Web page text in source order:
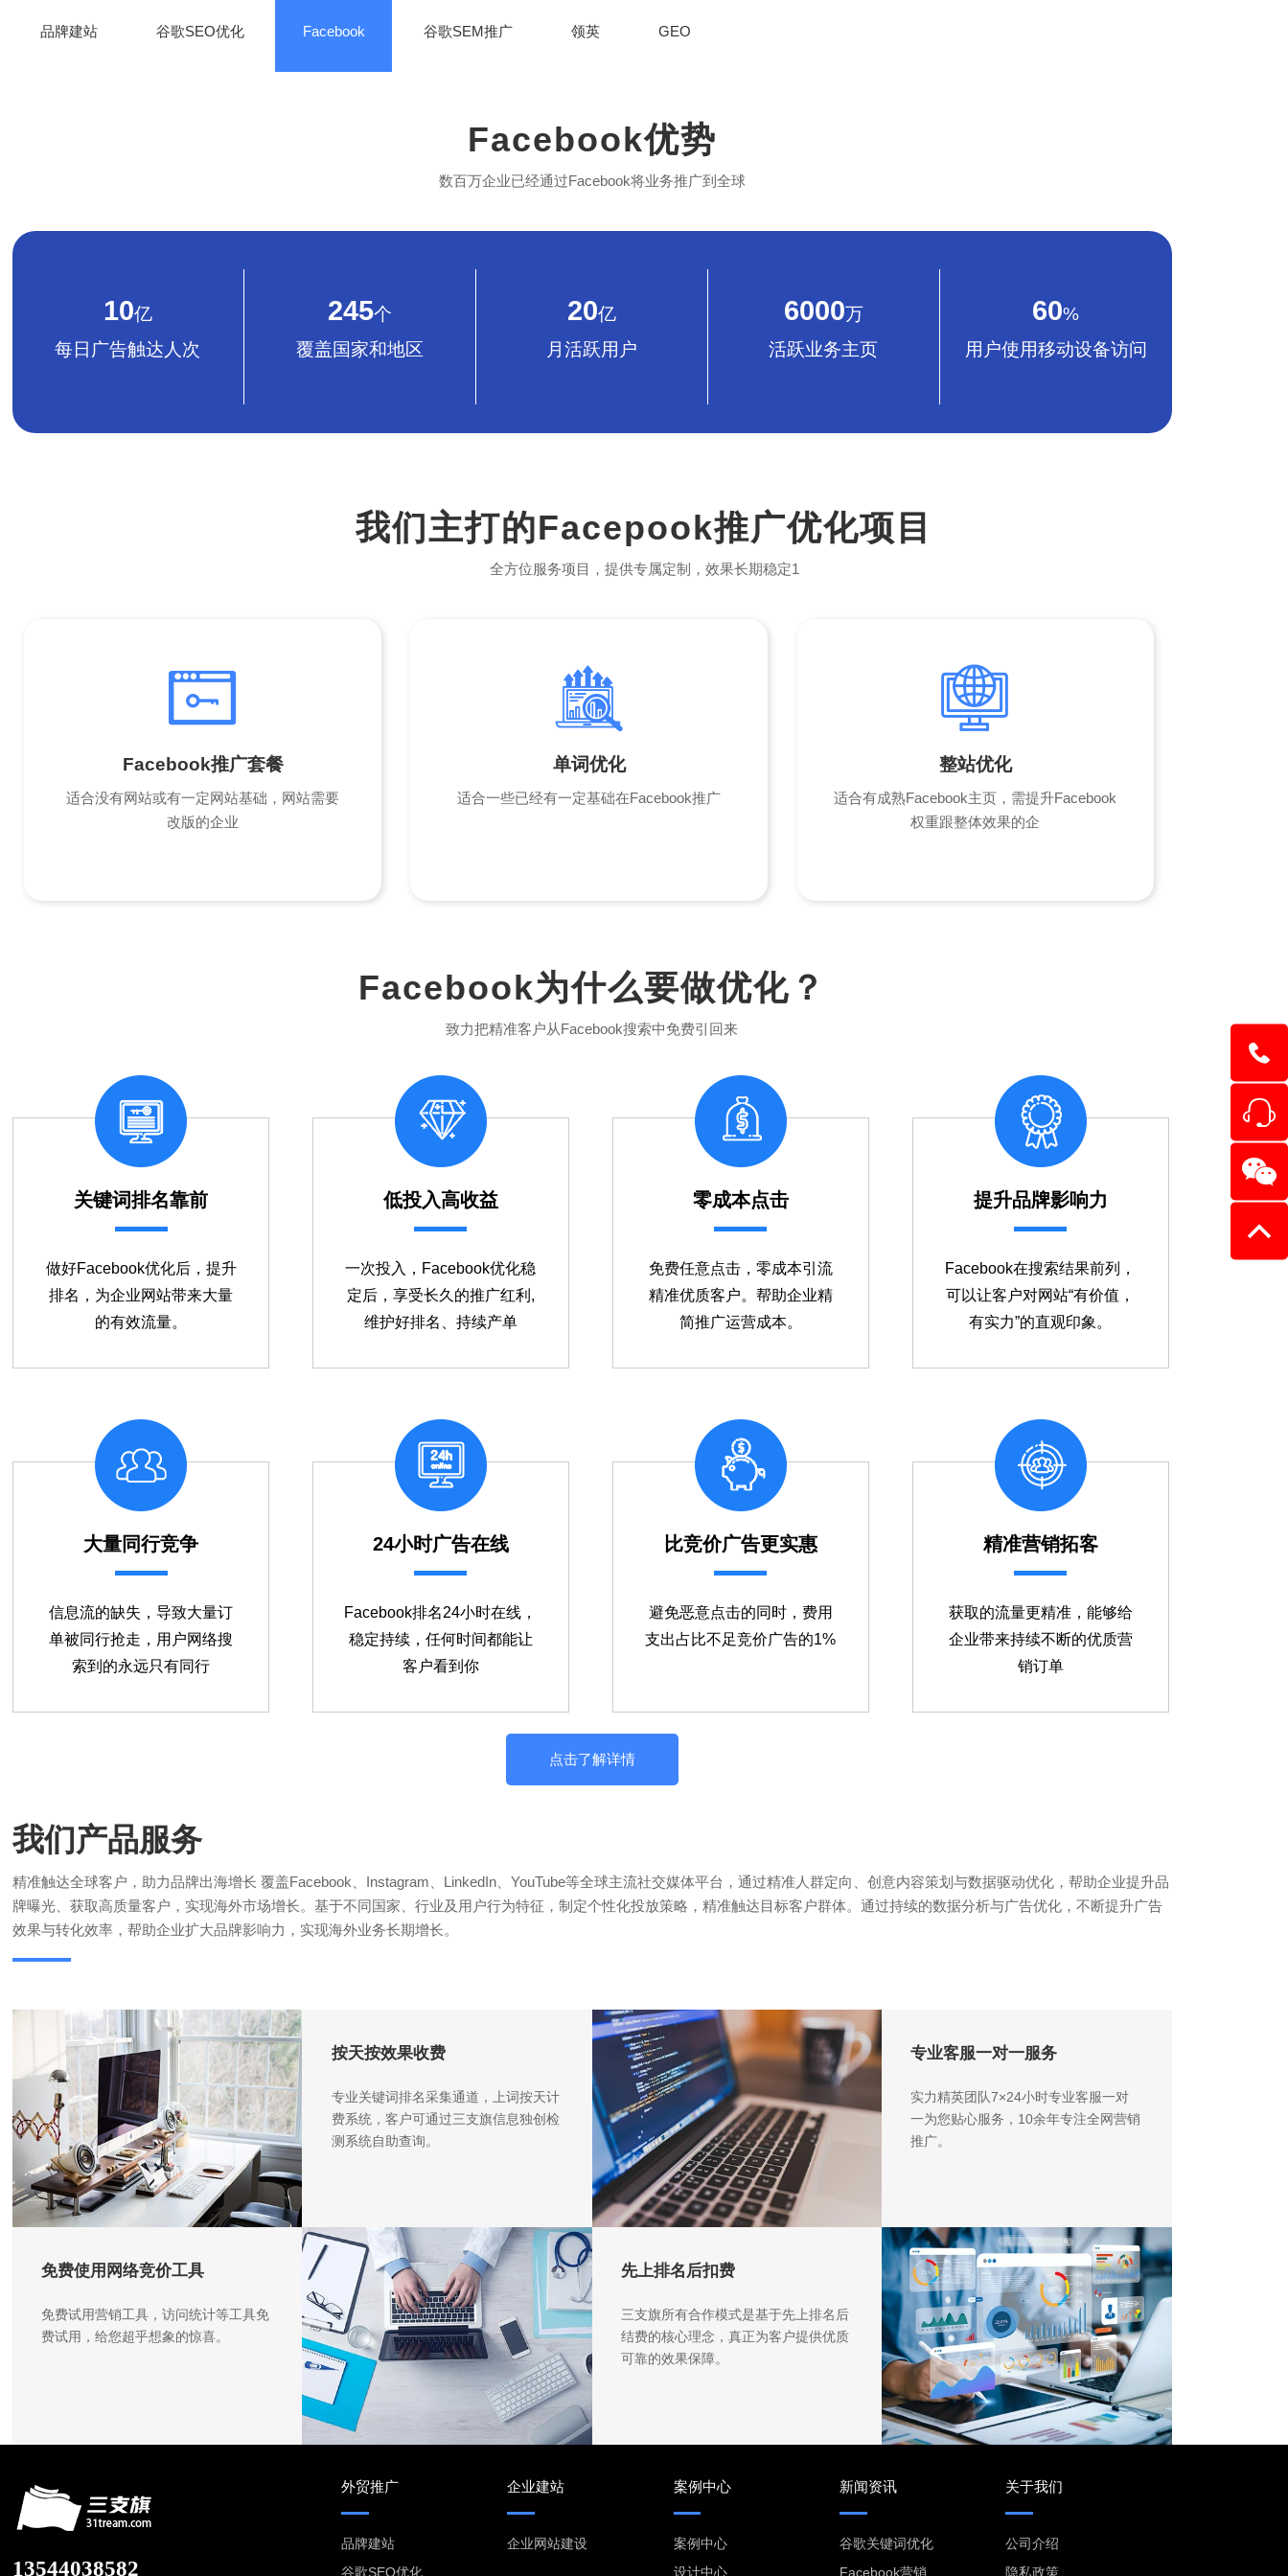
品牌建站 谷歌SEO优化 Facebook 谷歌SEM推广 领英 GEO
Facebook优势
数百万企业已经通过Facebook将业务推广到全球
10亿
每日广告触达人次
245个
覆盖国家和地区
20亿
月活跃用户
6000万
活跃业务主页
60%
用户使用移动设备访问
我们主打的Facepook推广优化项目
全方位服务项目，提供专属定制，效果长期稳定1
Facebook推广套餐
适合没有网站或有一定网站基础，网站需要
改版的企业
单词优化
适合一些已经有一定基础在Facebook推广
整站优化
适合有成熟Facebook主页，需提升Facebook
权重跟整体效果的企
Facebook为什么要做优化？
致力把精准客户从Facebook搜索中免费引回来
关键词排名靠前
做好Facebook优化后，提升
排名，为企业网站带来大量
的有效流量。
低投入高收益
一次投入，Facebook优化稳
定后，享受长久的推广红利,
维护好排名、持续产单
零成本点击
免费任意点击，零成本引流
精准优质客户。帮助企业精
简推广运营成本。
提升品牌影响力
Facebook在搜索结果前列，
可以让客户对网站“有价值，
有实力”的直观印象。
大量同行竞争
信息流的缺失，导致大量订
单被同行抢走，用户网络搜
索到的永远只有同行
24小时广告在线
Facebook排名24小时在线，
稳定持续，任何时间都能让
客户看到你
比竞价广告更实惠
避免恶意点击的同时，费用
支出占比不足竞价广告的1%
精准营销拓客
获取的流量更精准，能够给
企业带来持续不断的优质营
销订单
点击了解详情
我们产品服务
精准触达全球客户，助力品牌出海增长 覆盖Facebook、Instagram、LinkedIn、YouTube等全球主流社交媒体平台，通过精准人群定向、创意内容策划与数据驱动优化，帮助企业提升品
牌曝光、获取高质量客户，实现海外市场增长。基于不同国家、行业及用户行为特征，制定个性化投放策略，精准触达目标客户群体。通过持续的数据分析与广告优化，不断提升广告
效果与转化效率，帮助企业扩大品牌影响力，实现海外业务长期增长。
按天按效果收费
专业关键词排名采集通道，上词按天计
费系统，客户可通过三支旗信息独创检
测系统自助查询。
专业客服一对一服务
实力精英团队7×24小时专业客服一对
一为您贴心服务，10余年专注全网营销
推广。
免费使用网络竞价工具
免费试用营销工具，访问统计等工具免
费试用，给您超乎想象的惊喜。
先上排名后扣费
三支旗所有合作模式是基于先上排名后
结费的核心理念，真正为客户提供优质
可靠的效果保障。
13544038582
外贸推广
品牌建站
谷歌SEO优化
企业建站
企业网站建设
案例中心
案例中心
设计中心
新闻资讯
谷歌关键词优化
Facebook营销
关于我们
公司介绍
隐私政策